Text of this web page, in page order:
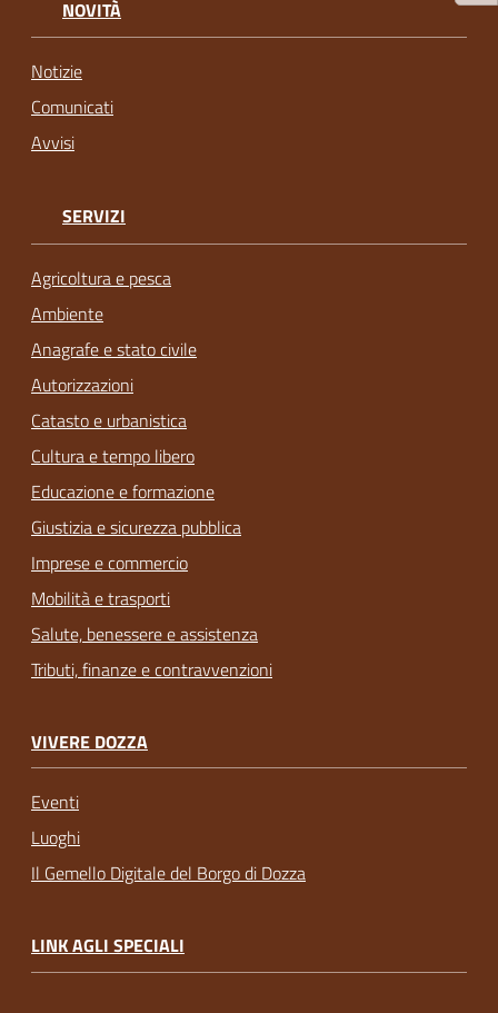
NOVITÀ
Notizie
Comunicati
Avvisi
SERVIZI
Agricoltura e pesca
Ambiente
Anagrafe e stato civile
Autorizzazioni
Catasto e urbanistica
Cultura e tempo libero
Educazione e formazione
Giustizia e sicurezza pubblica
Imprese e commercio
Mobilità e trasporti
Salute, benessere e assistenza
Tributi, finanze e contravvenzioni
VIVERE DOZZA
Eventi
Luoghi
Il Gemello Digitale del Borgo di Dozza
LINK AGLI SPECIALI